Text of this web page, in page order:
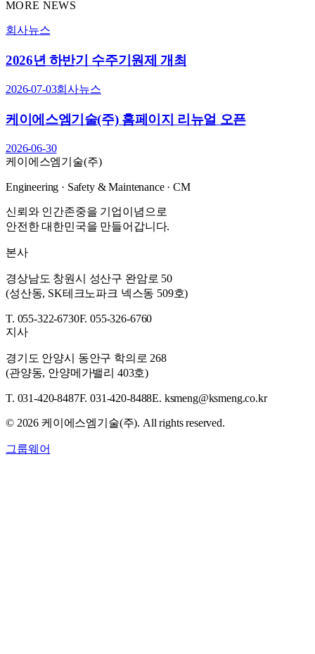
MORE NEWS
회사뉴스
2026년 하반기 수주기원제 개최
2026-07-03회사뉴스
케이에스엠기술(주) 홈페이지 리뉴얼 오픈
2026-06-30
케이에스엠기술(주)
Engineering · Safety & Maintenance · CM
신뢰와 인간존중을 기업이념으로
안전한 대한민국을 만들어갑니다.
본사
경상남도 창원시 성산구 완암로 50
(성산동, SK테크노파크 넥스동 509호)
T. 055-322-6730F. 055-326-6760
지사
경기도 안양시 동안구 학의로 268
(관양동, 안양메가밸리 403호)
T. 031-420-8487F. 031-420-8488E. ksmeng@ksmeng.co.kr
© 2026 케이에스엠기술(주). All rights reserved.
그룹웨어